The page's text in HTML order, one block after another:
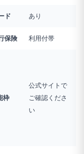
ド あり
保険 利用付帯
枠
公式サイトで
ご確認くださ
い